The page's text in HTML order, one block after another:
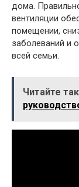
дома.
вентиляции
помещении,
заболеваний и
всей семьи.
Читайте